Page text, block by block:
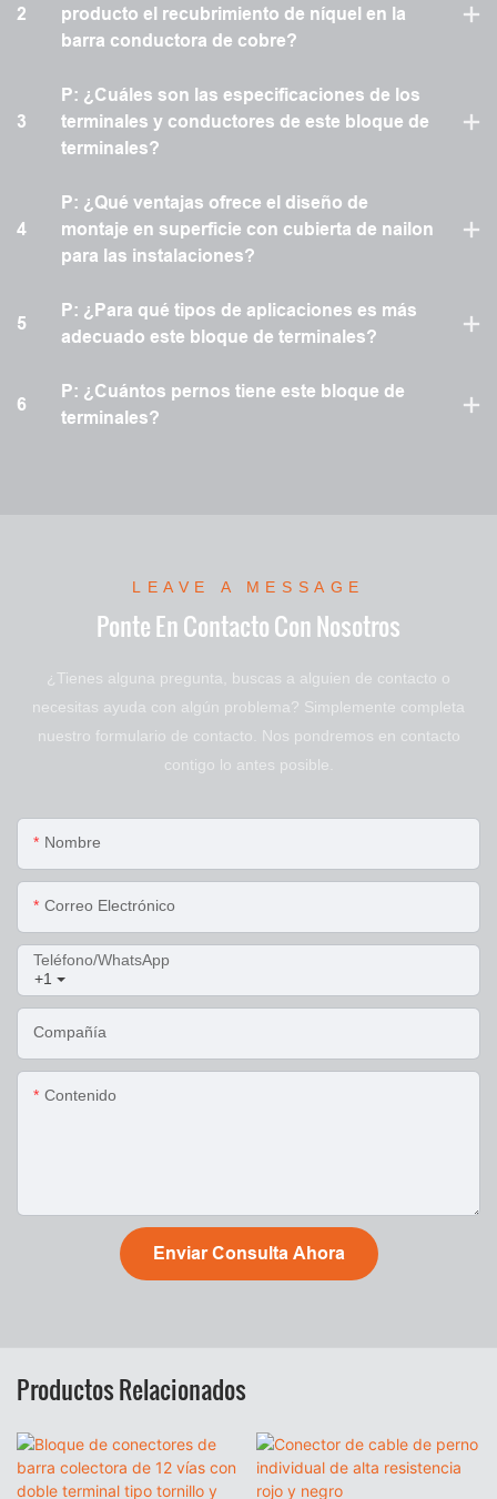
2
producto el recubrimiento de níquel en la
barra conductora de cobre?
3
P: ¿Cuáles son las especificaciones de los
terminales y conductores de este bloque de
terminales?
4
P: ¿Qué ventajas ofrece el diseño de
montaje en superficie con cubierta de nailon
para las instalaciones?
5
P: ¿Para qué tipos de aplicaciones es más
adecuado este bloque de terminales?
6
P: ¿Cuántos pernos tiene este bloque de
terminales?
LEAVE A MESSAGE
Ponte En Contacto Con Nosotros
¿Tienes alguna pregunta, buscas a alguien de contacto o
necesitas ayuda con algún problema? Simplemente completa
nuestro formulario de contacto. Nos pondremos en contacto
contigo lo antes posible.
Nombre
Correo Electrónico
+1
Teléfono/WhatsApp
Compañía
Contenido
Enviar Consulta Ahora
Productos Relacionados